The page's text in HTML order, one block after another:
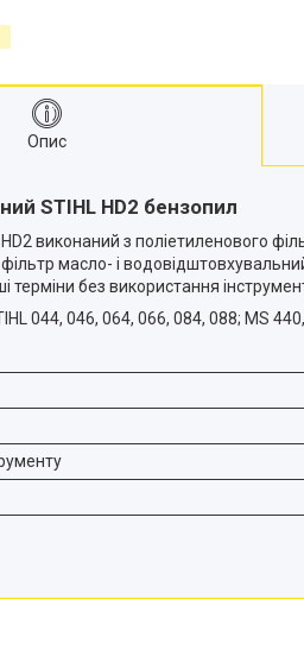
Опис
STIHL HD2 бензопил
виконаний з поліетиленового
масло- і
терміни без використання
044, 046, 064, 066, 084, 088; MS